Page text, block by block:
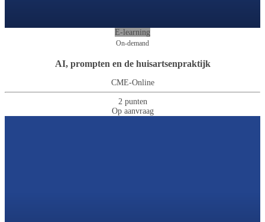
E-learning
On-demand
AI, prompten en de huisartsenpraktijk
CME-Online
2 punten
Op aanvraag